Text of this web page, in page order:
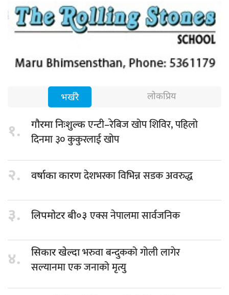
भर्खरै लोकप्रिय
१. गौरमा निःशुल्कएन्टी–रेबिज खोप शिविर, पहिलो
दिनमा ३० कुकुरलाई खोप
२. वर्षाका कारणदेशभरका विभिन्न सडक अवरुद्ध
३. लिपमोटर बी०३एक्स नेपालमा सार्वजनिक
४. सिकार खेल्दाभरुवा बन्दुकको गोली लागेर
सल्यानमा एक जनाको मृत्यु